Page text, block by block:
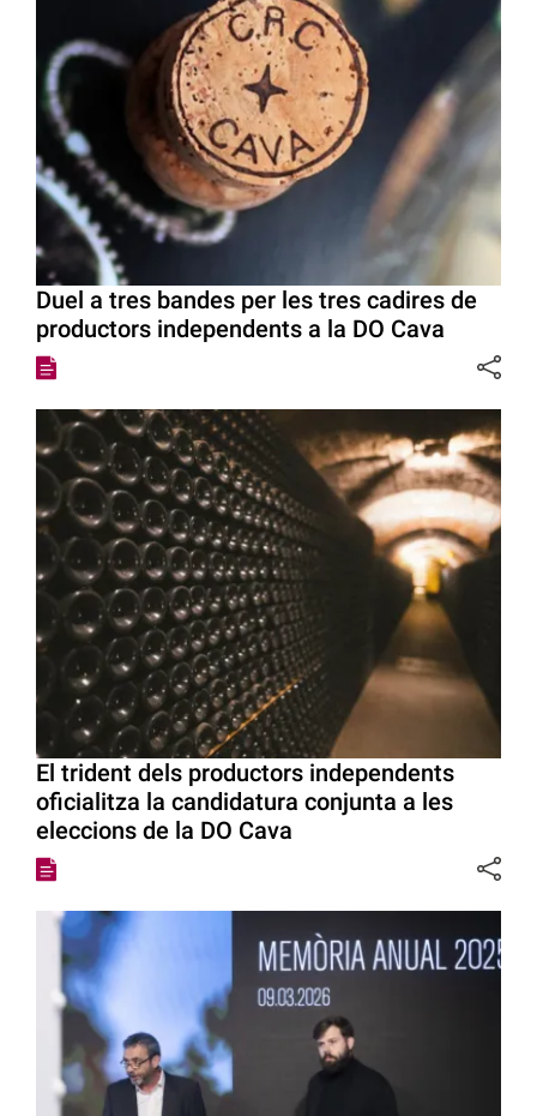
Duel a tres bandes per les tres cadires de
productors independents a la DO Cava
El trident dels productors independents
oficialitza la candidatura conjunta a les
eleccions de la DO Cava